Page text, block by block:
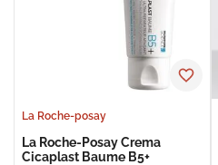
La Roche-posay
La Roche-Posay Crema
Cicaplast Baume B5+